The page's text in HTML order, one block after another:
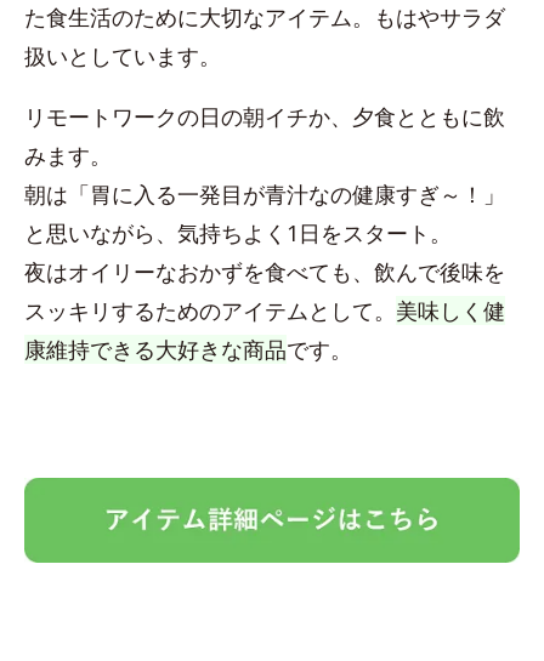
た食生活のために大切なアイテム。もはやサラダ
扱いとしています。
リモートワークの日の朝イチか、夕食とともに飲
みます。
朝は「胃に入る一発目が青汁なの健康すぎ～！」
と思いながら、気持ちよく1日をスタート。
夜はオイリーなおかずを食べても、飲んで後味を
スッキリするためのアイテムとして。 美味しく健
康維持できる大好きな商品です。